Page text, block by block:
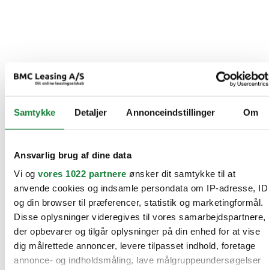
Samtykke Detaljer Annonceindstillinger Om
Ansvarlig brug af dine data
Vi og vores 1022 partnere ønsker dit samtykke til at
anvende cookies og indsamle persondata om IP-adresse, ID
og din browser til præferencer, statistik og marketingformål.
Disse oplysninger videregives til vores samarbejdspartnere,
der opbevarer og tilgår oplysninger på din enhed for at vise
dig målrettede annoncer, levere tilpasset indhold, foretage
annonce- og indholdsmåling, lave målgruppeundersøgelser